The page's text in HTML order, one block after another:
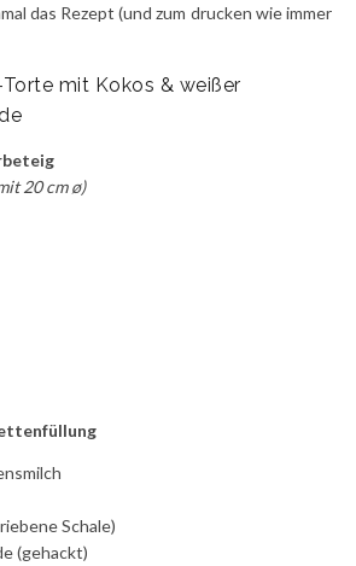
das Rezept (und zum drucken wie immer
mit Kokos & weißer
20 cmø)
Schale)
(gehackt)